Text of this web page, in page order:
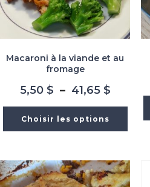
Macaroni à la viande et au
fromage
5,50 $ – 41,65 $Plage
5,50 $
Choisir les options